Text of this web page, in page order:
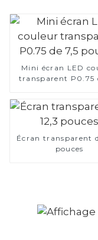
Mini écran LED
transparent P0.75
Écran transparent
pouces